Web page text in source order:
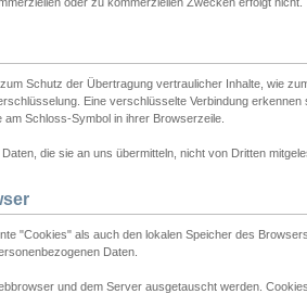
Schutz der Übertragung vertraulicher Inhalte, wie
Eine verschlüsselte Verbindung
Schloss-Symbol in ihrer Browserzeile.
die sie an uns übermitteln, nicht von Dritten
"Cookies" als auch den lokalen Speicher des
Daten.
und dem Server ausgetauscht werden.